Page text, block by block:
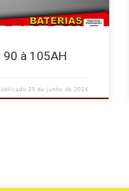
90 à 105AH
25 de junho de 2014